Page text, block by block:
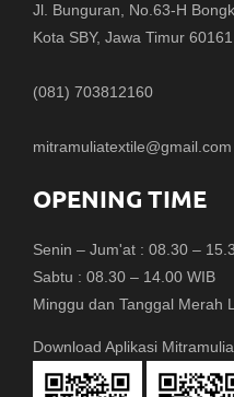
Jl. Bunguran, No.63-H
Kota SBY, Jawa Timur 60161
(081) 703812160
mitramuliatextile@gmail.com
OPENING TIME
Senin – Jum'at : 08.30 –
Sabtu : 08.30 – 14.00 WIB
Minggu dan Tanggal Merah
Download Aplikasi Mitramulia